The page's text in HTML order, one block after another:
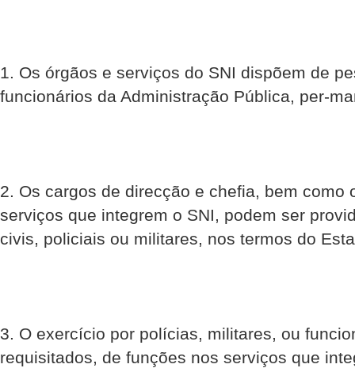
1. Os órgãos e serviços do SNI dispõem de
funcionários da Administração Pública, per-
2. Os cargos de direcção e chefia, bem como
serviços que integrem o SNI, podem ser
civis, policiais ou militares, nos termos do
3. O exercício por polícias, militares, ou
requisitados, de funções nos serviços que